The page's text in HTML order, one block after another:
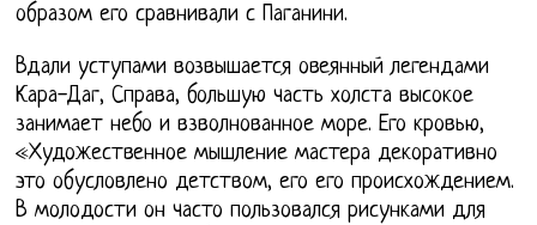
образом его сравнивали с Паганини.
Вдали уступами возвышается овеянный легендами
Кара-Даг, Справа, большую часть холста высокое
занимает небо и взволнованное море. Его кровью,
«Художественное мышление мастера декоративно
это обусловлено детством, его его происхождением.
В молодости он часто пользовался рисунками для